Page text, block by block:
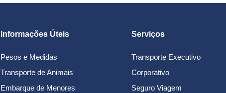
Informações Úteis
Pesos e Medidas
Transporte de Animais
Embarque de Menores
Serviços
Transporte Executivo
Corporativo
Seguro Viagem